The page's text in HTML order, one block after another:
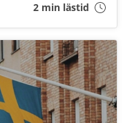
2 min lästid